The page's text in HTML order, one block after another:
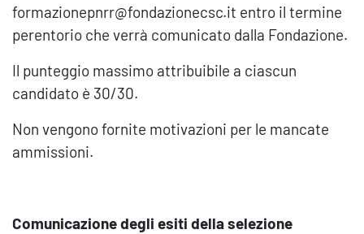
formazionepnrr@fondazionecsc.it entro il termine
perentorio che verrà comunicato dalla Fondazione.
Il punteggio massimo attribuibile a ciascun
candidato è 30/30.
Non vengono fornite motivazioni per le mancate
ammissioni.
Comunicazione degli esiti della selezione